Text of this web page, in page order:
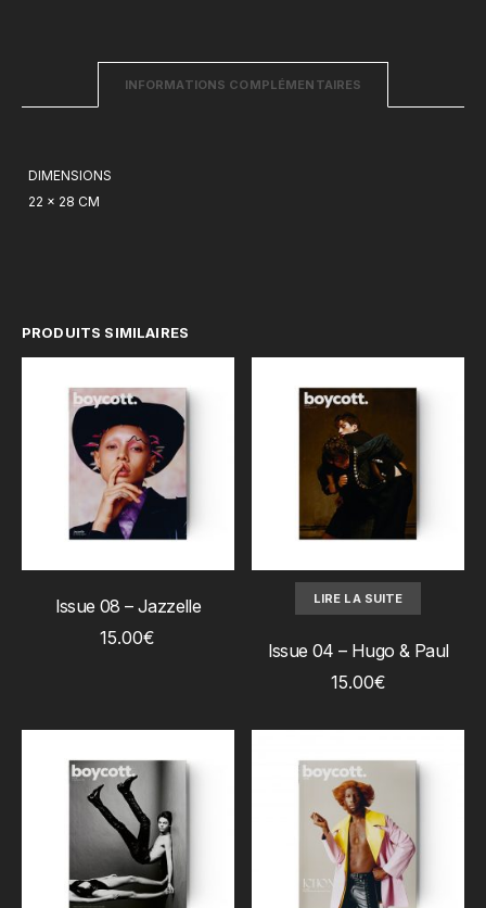
INFORMATIONS COMPLÉMENTAIRES
DIMENSIONS
22 × 28 CM
PRODUITS SIMILAIRES
AJOUTER AU PANIER
Issue 08 – Jazzelle
15.00€
LIRE LA SUITE
Issue 04 – Hugo & Paul
15.00€